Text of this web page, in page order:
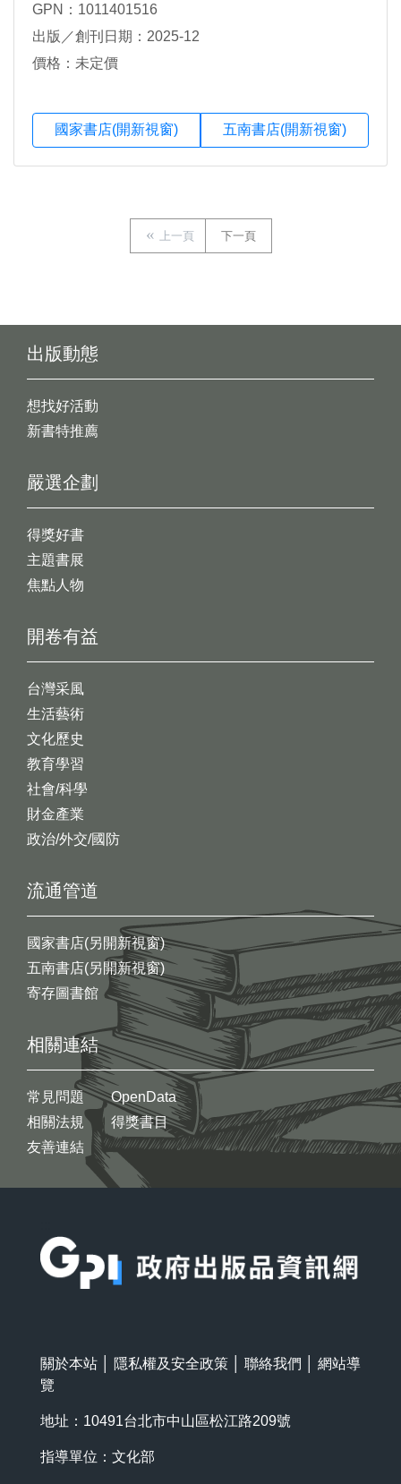
GPN：1011401516
出版／創刊日期：2025-12
價格：未定價
國家書店(開新視窗) 五南書店(開新視窗)
上一頁 下一頁
出版動態
想找好活動
新書特推薦
開卷有益
台灣采風
生活藝術
文化歷史
教育學習
社會/科學
財金產業
政治/外交/國防
嚴選企劃
得獎好書
主題書展
焦點人物
流通管道
國家書店(另開新視窗)
五南書店(另開新視窗)
寄存圖書館
相關連結
常見問題
相關法規
友善連結
OpenData
得獎書目
關於本站 隱私權及安全政策 聯絡我們
網站導
覽
地址：10491台北市中山區松江路209號
指導單位：文化部